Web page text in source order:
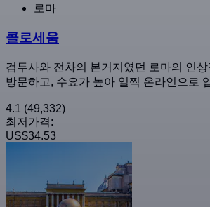
로마
콜로세움
검투사와 전차의 본거지였던 로마의 인
방문하고, 수요가 높아 일찍 온라인으로
4.1 (49,332)
최저가격:
US$34.53